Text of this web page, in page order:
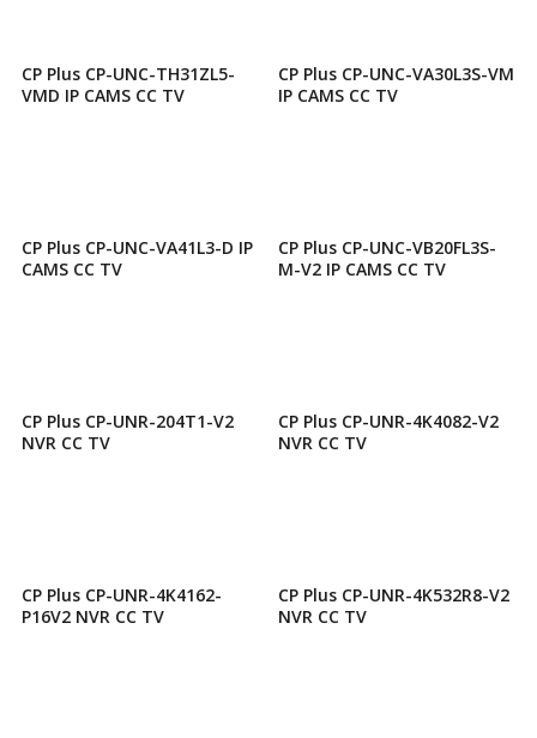
CP Plus CP-UNC-TH31ZL5-
VMD IP CAMS CC TV
CP Plus CP-UNC-VA30L3S-VM
IP CAMS CC TV
CP Plus CP-UNC-VA41L3-D IP
CAMS CC TV
CP Plus CP-UNC-VB20FL3S-
M-V2 IP CAMS CC TV
CP Plus CP-UNR-204T1-V2
NVR CC TV
CP Plus CP-UNR-4K4082-V2
NVR CC TV
CP Plus CP-UNR-4K4162-
P16V2 NVR CC TV
CP Plus CP-UNR-4K532R8-V2
NVR CC TV